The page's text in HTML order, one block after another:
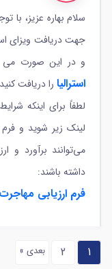
سلام بهاره عزیز، با
جهت دریافت ویزای
و در این صورت می
استرالیارا دریافت
لطفاً برای اینکه
لینک زیر شوید و فرم
می‌توانند برآورد و
داشته باشند:
فرم ارزیابی مهاجرت
1
2 بعدی »